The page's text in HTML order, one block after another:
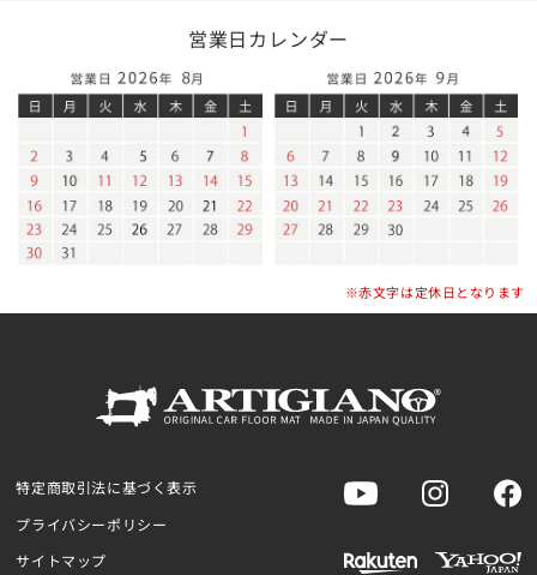
営業日カレンダー
※赤文字は定休日となります
特定商取引法に基づく表示
プライバシーポリシー
サイトマップ